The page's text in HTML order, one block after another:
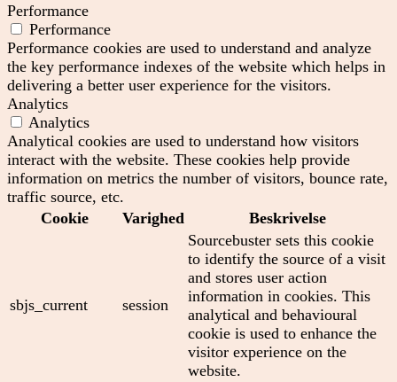
Performance
Performance
Performance cookies are used to understand and analyze
the key performance indexes of the website which helps in
delivering a better user experience for the visitors.
Analytics
Analytics
Analytical cookies are used to understand how visitors
interact with the website. These cookies help provide
information on metrics the number of visitors, bounce rate,
traffic source, etc.
Cookie
Varighed Beskrivelse
sbjs_current session
Sourcebuster sets this cookie
to identify the source of a visit
and stores user action
information in cookies. This
analytical and behavioural
cookie is used to enhance the
visitor experience on the
website.